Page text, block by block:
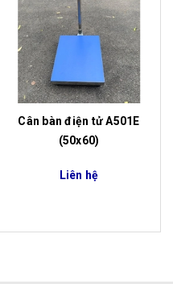
Cân bàn điện tử A501E
(50x60)
Liên hệ